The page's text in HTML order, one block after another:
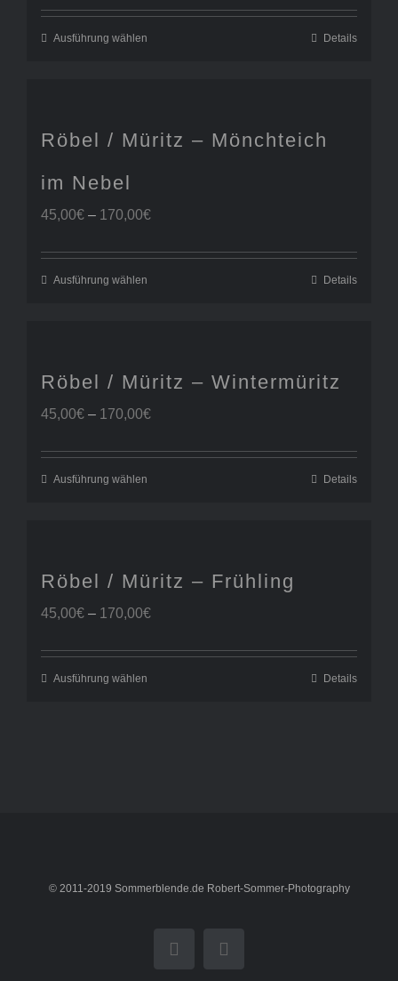
bis
Ausführung wählen Details
Röbel / Müritz – Mönchteich
im Nebel
45,00€ – 170,00€Preisspanne:
bis
Ausführung wählen Details
Röbel / Müritz – Wintermüritz
45,00€ – 170,00€Preisspanne:
bis
Ausführung wählen Details
Röbel / Müritz – Frühling
45,00€ – 170,00€Preisspanne:
bis
Ausführung wählen Details
© 2011-2019 Sommerblende.de Robert-Sommer-Photography
FacebookInstagram